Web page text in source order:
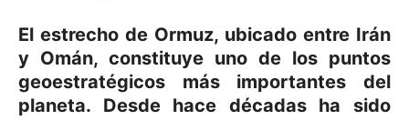
El estrecho de Ormuz, ubicado entre Irán
y Omán, constituye uno de los puntos
geoestratégicos más importantes del
planeta. Desde hace décadas ha sido